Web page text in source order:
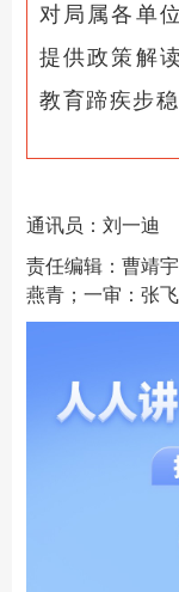
对局属各单
提供政策解
教育蹄疾步
通讯员：刘一迪
责任编辑：曹靖
燕青；一审：张